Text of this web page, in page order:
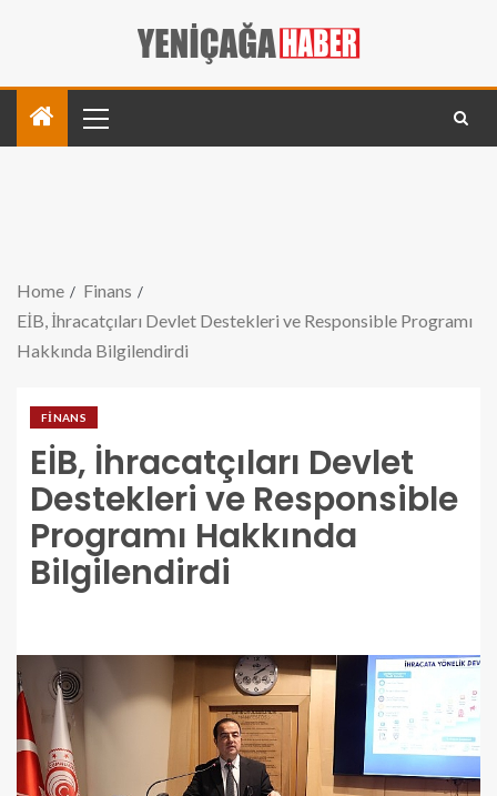
Home
Finans
EİB, İhracatçıları Devlet Destekleri ve Responsible Programı
Hakkında Bilgilendirdi
FINANS
EİB, İhracatçıları Devlet
Destekleri ve Responsible
Programı Hakkında
Bilgilendirdi